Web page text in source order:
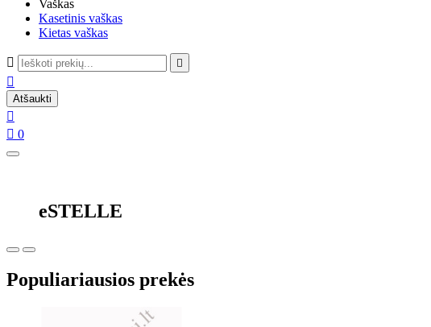
Vaškas
Kasetinis vaškas
Kietas vaškas
 

Atšaukti

 0
eSTELLE
Populiariausios prekės